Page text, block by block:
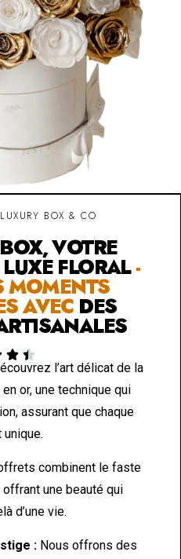
BOX & CO
VOTRE
FLORAL-
MOMENTS
AVEC DES
 
l’art délicat de la
or, une technique qui
assurant que chaque
combinent le faste
offrant une beauté qui
d’une vie.
:Nous offrons des